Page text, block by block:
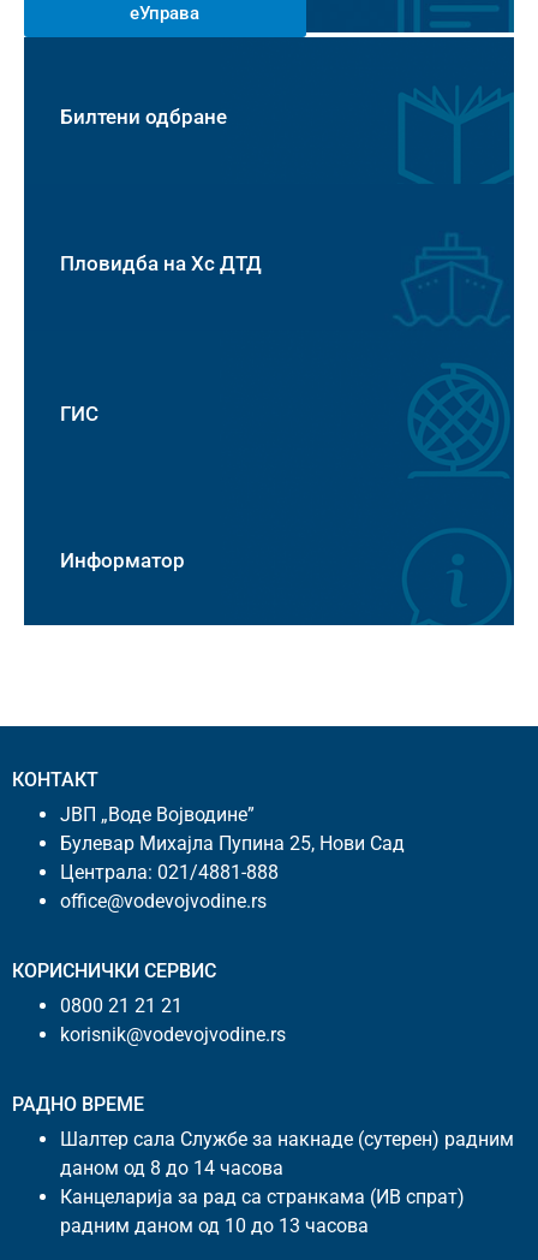
еУправа
Билтени одбране
Пловидба на Хс ДТД
ГИС
Информатор
КОНТАКТ
ЈВП „Воде Војводине”
Булевар Михајла Пупина 25, Нови Сад
Централа: 021/4881-888
office@vodevojvodine.rs
КОРИСНИЧКИ СЕРВИС
0800 21 21 21
korisnik@vodevojvodine.rs
РАДНО ВРЕМЕ
Шалтер сала Службе за накнаде (сутерен) радним
даном од 8 до 14 часова
Канцеларија за рад са странкама (ИВ спрат)
радним даном од 10 до 13 часова